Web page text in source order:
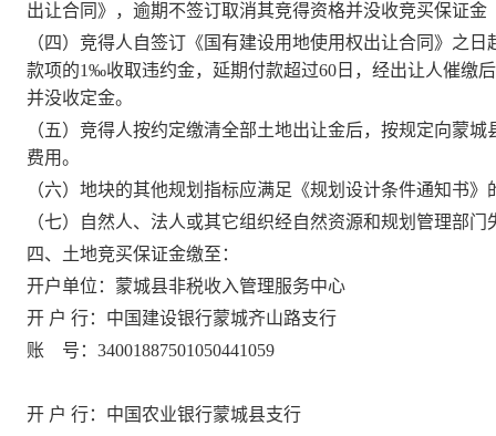
出让合同》，逾期不签订取消其竞得资格并没收竞买保证金
（四）竞得人自签订《国有建设用地使用权出让合同》之日
款项的1‰收取违约金，延期付款超过60日，经出让人催缴
并没收定金。
（五）竞得人按约定缴清全部土地出让金后，按规定向蒙
费用。
（六）地块的其他规划指标应满足《规划设计条件通知书》
（七）自然人、法人或其它组织经自然资源和规划管理部
四、 土地竞买保证金缴至：
开户单位：蒙城县非税收入管理服务中心
开 户 行：中国建设银行蒙城齐山路支行
账
号： 34001887501050441059
开 户 行：中国农业银行蒙城县支行